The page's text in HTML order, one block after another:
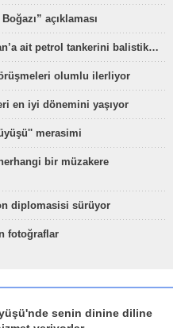
açıklaması
ait petrol tankerini balistik…
olumlu ilerliyor
en iyi dönemini yaşıyor
merasimi
bir müzakere
diplomasisi sürüyor
fotoğraflar
senin dinine diline